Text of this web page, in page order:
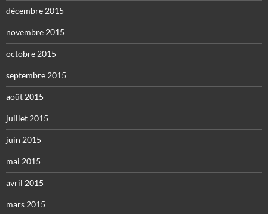
décembre 2015
novembre 2015
octobre 2015
septembre 2015
août 2015
juillet 2015
juin 2015
mai 2015
avril 2015
mars 2015